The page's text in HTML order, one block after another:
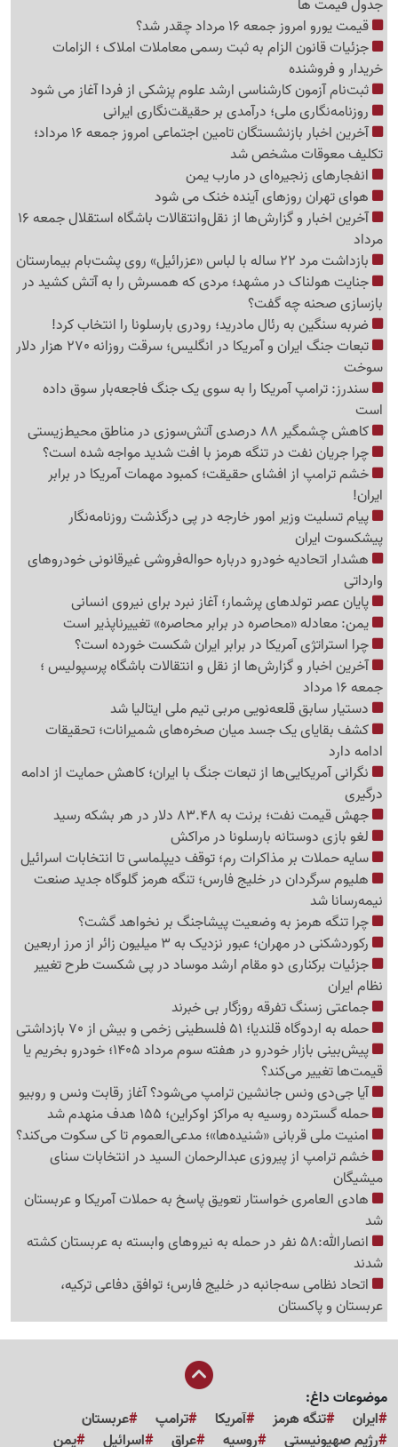
جدول قیمت ها
قیمت یورو امروز جمعه 16 مرداد چقدر شد؟
جزئیات قانون الزام به ثبت رسمی معاملات املاک ؛ الزامات
خریدار و فروشنده
ثبت‌نام‌ آزمون کارشناسی ارشد علوم پزشکی از فردا آغاز می شود
روزنامه‌نگاری ملی؛ درآمدی بر حقیقت‌نگاری ایرانی
آخرین اخبار بازنشستگان تامین اجتماعی امروز جمعه 16 مرداد؛
تکلیف معوقات مشخص شد
انفجارهای زنجیره‌ای در مارب یمن
هوای تهران روزهای آینده خنک می شود
آخرین اخبار و گزارش‌ها از نقل‌وانتقالات باشگاه استقلال جمعه 16
مرداد
بازداشت مرد 22 ساله با لباس «عزرائیل» روی پشت‌بام بیمارستان
جنایت هولناک در مشهد؛ مردی که همسرش را به آتش کشید در
بازسازی صحنه چه گفت؟
ضربه سنگین به رئال مادرید؛ رودری بارسلونا را انتخاب کرد!
تبعات جنگ ایران و آمریکا در انگلیس؛ سرقت روزانه 270 هزار دلار
سوخت
سندرز: ترامپ آمریکا را به سوی یک جنگ فاجعه‌بار سوق داده
است
کاهش چشمگیر 88 درصدی آتش‌سوزی در مناطق محیط‌زیستی
چرا جریان نفت در تنگه هرمز با افت شدید مواجه شده است؟
خشم ترامپ از افشای حقیقت؛ کمبود مهمات آمریکا در برابر
ایران!
پیام تسلیت وزیر امور خارجه در پی درگذشت روزنامه‌نگار
پیشکسوت ایران
هشدار اتحادیه خودرو درباره حواله‌فروشی غیرقانونی خودروهای
وارداتی
پایان عصر تولدهای پرشمار؛ آغاز نبرد برای نیروی انسانی
یمن: معادله «محاصره در برابر محاصره» تغییرناپذیر است
چرا استراتژی آمریکا در برابر ایران شکست خورده است؟
آخرین اخبار و گزارش‌ها از نقل و انتقالات باشگاه پرسپولیس ؛
جمعه 16 مرداد
دستیار سابق قلعه‌نویی مربی تیم ملی ایتالیا شد
کشف بقایای یک جسد میان صخره‌های شمیرانات؛ تحقیقات
ادامه دارد
نگرانی آمریکایی‌ها از تبعات جنگ با ایران؛ کاهش حمایت از ادامه
درگیری
جهش قیمت نفت؛ برنت به 83.48 دلار در هر بشکه رسید
لغو بازی دوستانه بارسلونا در مراکش
سایه حملات بر مذاکرات رم؛ توقف دیپلماسی تا انتخابات اسرائیل
هلیوم سرگردان در خلیج فارس؛ تنگه هرمز گلوگاه جدید صنعت
نیمه‌رسانا شد
چرا تنگه هرمز به وضعیت پیشاجنگ بر نخواهد گشت؟
رکوردشکنی در مهران؛ عبور نزدیک به 3 میلیون زائر از مرز اربعین
جزئیات برکناری دو مقام ارشد موساد در پی شکست طرح تغییر
نظام ایران
جماعتی زسنگ تفرقه روزگار بی خبرند
حمله به اردوگاه قلندیا؛ 51 فلسطینی زخمی و بیش از 70 بازداشتی
پیش‌بینی بازار خودرو در هفته سوم مرداد 1405؛ خودرو بخریم یا
قیمت‌ها تغییر می‌کند؟
آیا جی‌دی ونس جانشین ترامپ می‌شود؟ آغاز رقابت ونس و روبیو
حمله گسترده روسیه به مراکز اوکراین؛ 155 هدف منهدم شد
امنیت ملی قربانی «شنیده‌ها»؛ مدعی‌العموم تا کی سکوت می‌کند؟
خشم ترامپ از پیروزی عبدالرحمان السید در انتخابات سنای
میشیگان
هادی العامری خواستار تعویق پاسخ به حملات آمریکا و عربستان
شد
انصارالله:58 نفر در حمله به نیروهای وابسته به عربستان کشته
شدند
اتحاد نظامی سه‌جانبه در خلیج فارس؛ توافق دفاعی ترکیه،
عربستان و پاکستان
موضوعات داغ:
ایران
تنگه هرمز آمریکا ترامپ
عربستان
رژیم صهیونیستی
روسیه عراق اسرائیل یمن